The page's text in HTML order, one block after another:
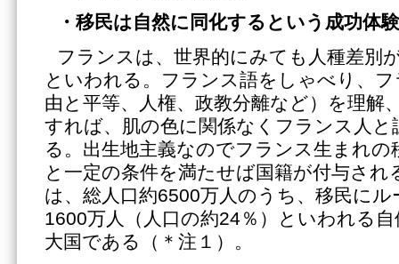
・移民は自然に同化するという成功体験
フランスは、世界的にみても人種差別
といわれる。フランス語をしゃべり、
由と平等、人権、政教分離など）を理解
すれば、肌の色に関係なくフランス人
る。出生地主義なのでフランス生まれの
と一定の条件を満たせば国籍が付与さ
は、総人口約6500万人のうち、移民に
1600万人（人口の約24％）といわれる
大国である（＊注１）。